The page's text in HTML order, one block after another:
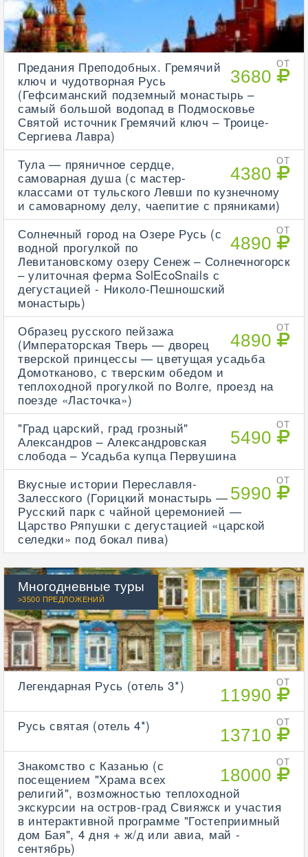
ОТ
3680
Предания Преподобных. Гремячий
ключ и чудотворная Русь
(Гефсиманский подземный монастырь –
самый большой водопад в Подмосковье
Святой источник Гремячий ключ – Троице-
Сергиева Лавра)
ОТ
4380
Тула — пряничное сердце,
самоварная душа (с мастер-
классами от тульского Левши по кузнечному
и самоварному делу, чаепитие с пряниками)
ОТ
4890
Солнечный город на Озере Русь (с
водной прогулкой по
Левитановскому озеру Сенеж – Солнечногорск
– улиточная ферма SolEcoSnails с
дегустацией - Николо-Пешношский
монастырь)
ОТ
4890
Образец русского пейзажа
(Императорская Тверь — дворец
тверской принцессы — цветущая усадьба
Домотканово, с тверским обедом и
теплоходной прогулкой по Волге, проезд на
поезде «Ласточка»)
ОТ
5490
"Град царский, град грозный"
Александров – Александровская
слобода – Усадьба купца Первушина
ОТ
5990
Вкусные истории Переславля-
Залесского (Горицкий монастырь —
Русский парк с чайной церемонией —
Царство Ряпушки с дегустацией «царской
селедки» под бокал пива)
Многодневные туры
>3500 ПРЕДЛОЖЕНИЙ
ОТ
11990
Легендарная Русь (отель 3*)
ОТ
13710
Русь святая (отель 4*)
ОТ
18000
Знакомство с Казанью (с
посещением "Храма всех
религий", возможностью теплоходной
экскурсии на остров-град Свияжск и участия
в интерактивной программе "Гостеприимный
дом Бая", 4 дня + ж/д или авиа, май -
сентябрь)